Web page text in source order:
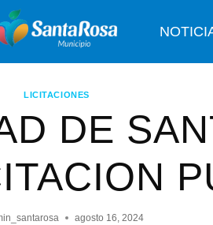
LICITACIONES
DE
agosto 16, 2024